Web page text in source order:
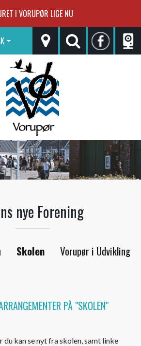
I VORUPØR LIGE NU
nye Forening
Skolen Vorupør i Udvikling
PÅ "SKOLEN"
du kan se nyt fra skolen, samt linke